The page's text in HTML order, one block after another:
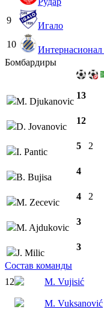
9
Игало
10
Бомбардиры
M. Djukanovic
13
D. Jovanovic
12
I. Pantic
5 2
B. Bujisa
4
M. Zecevic
4 2
M. Ajdukovic
3
J. Milic
3
Состав команды
12
M. Vujisić
M. Vuksanović